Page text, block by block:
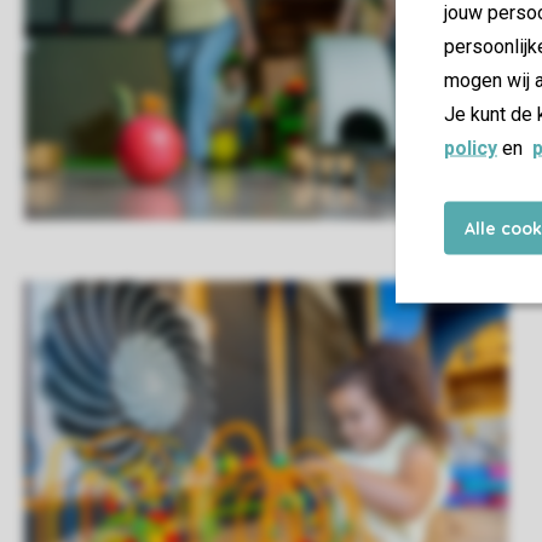
jouw
mogen wij
Je kunt de
policy en
Alle